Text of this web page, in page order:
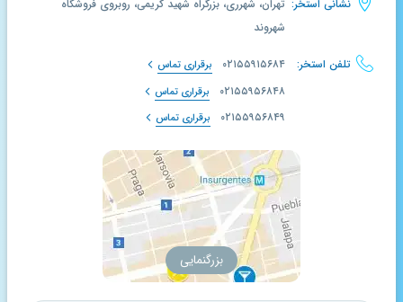
نشانی استخر: تهران، شهرری، بزرگراه شهید کریمی، روبروی فروشگاه
شهروند
تلفن استخر: ۰۲۱۵۵۹۱۵۶۸۴ برقراری تماس
۰۲۱۵۵۹۵۶۸۴۸ برقراری تماس
۰۲۱۵۵۹۵۶۸۴۹ برقراری تماس
بزرگنمایی